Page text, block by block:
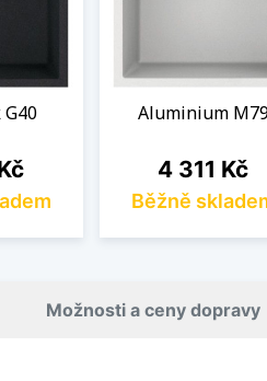
Aluminium
Cena
4 311 Kč
Běžně
Možnosti a ceny dopravy